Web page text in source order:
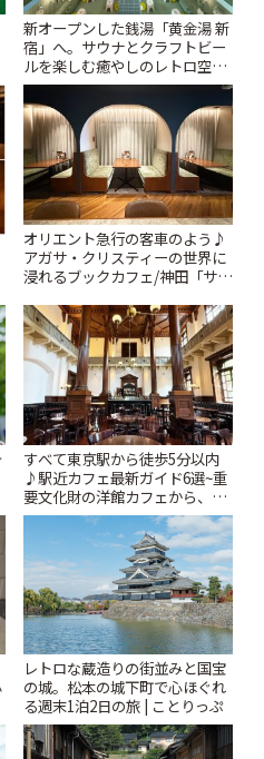
新オープンした銭湯「黄金湯 新
宿」へ。サウナとクラフトビー
ルを楽しむ癒やしのレトロ空間
| ことりっぷ
オリエント急行の客車のよう♪
アガサ・クリスティーの世界に
浸れるブックカフェ/神田「サロ
すべて東京駅から徒歩5分以内
♪駅近カフェ最新ガイド6選~重
要文化財の洋館カフェから、改
札すぐのレトロ喫茶まで~ | こと
レトロな蔵造りの街並みと国宝
の城。松本の城下町で心ほぐれ
る週末1泊2日の旅 | ことりっぷ